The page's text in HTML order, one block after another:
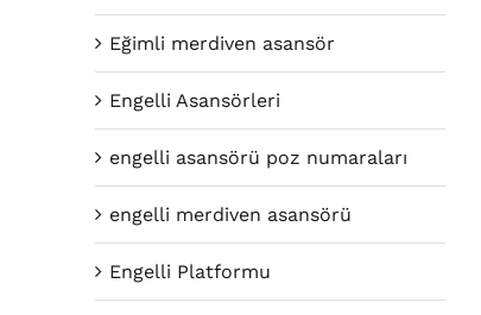
Eğimli merdiven asansör
Engelli Asansörleri
engelli asansörü poz numaraları
engelli merdiven asansörü
Engelli Platformu